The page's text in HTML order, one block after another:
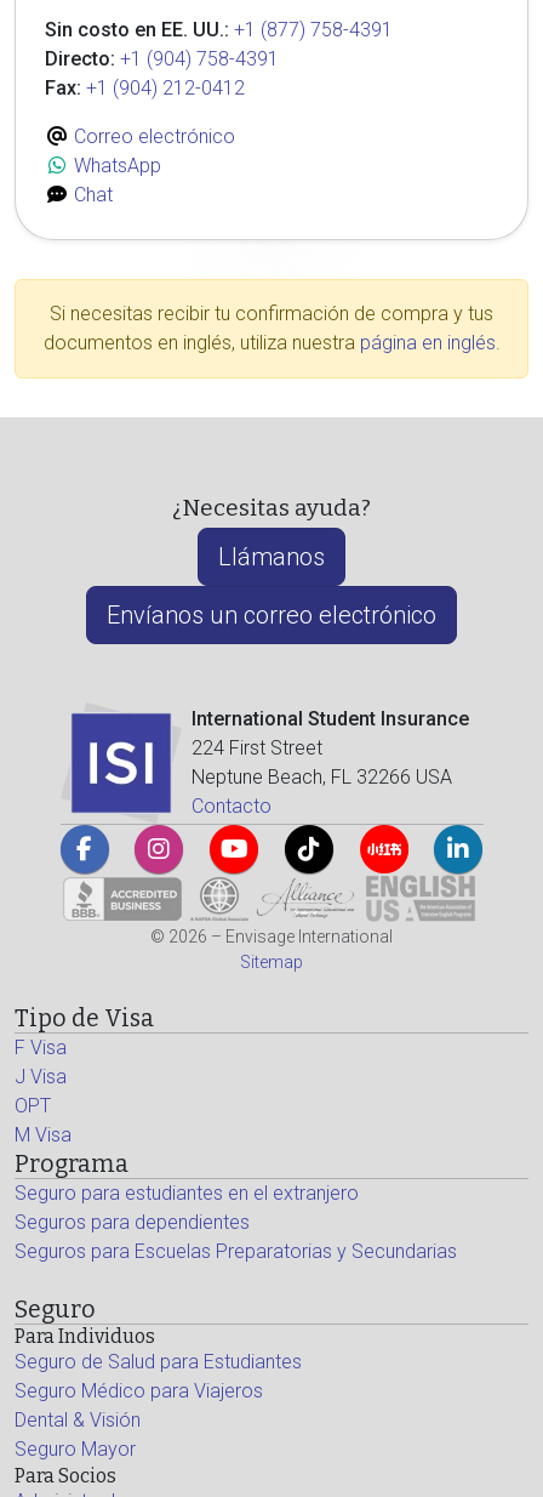
Sin costo en EE. UU.: +1 (877) 758-4391
Directo: +1 (904) 758-4391
Fax: +1 (904) 212-0412
Correo electrónico
WhatsApp
Chat
Si necesitas recibir tu confirmación de compra y tus
documentos en inglés, utiliza nuestra página en inglés.
¿Necesitas ayuda?
Llámanos
Envíanos un correo electrónico
International Student Insurance
224 First Street
Neptune Beach, FL 32266 USA
Contacto
© 2026 – Envisage International
Sitemap
Tipo de Visa
F Visa
J Visa
OPT
M Visa
Programa
Seguro para estudiantes en el extranjero
Seguros para dependientes
Seguros para Escuelas Preparatorias y Secundarias
Seguro
Para Individuos
Seguro de Salud para Estudiantes
Seguro Médico para Viajeros
Dental & Visión
Seguro Mayor
Para Socios